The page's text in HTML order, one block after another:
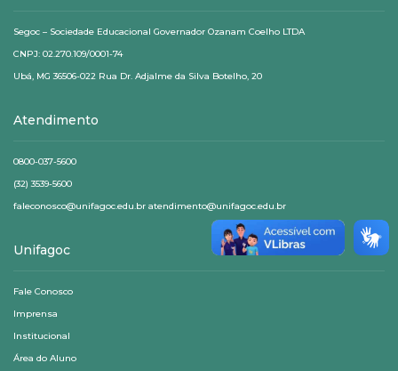
Segoc – Sociedade Educacional Governador Ozanam Coelho LTDA
CNPJ: 02.270.109/0001-74
Ubá, MG 36506-022 Rua Dr. Adjalme da Silva Botelho, 20
Atendimento
0800-037-5600
(32) 3539-5600
faleconosco@unifagoc.edu.br atendimento@unifagoc.edu.br
Unifagoc
Fale Conosco
Imprensa
Institucional
Área do Aluno